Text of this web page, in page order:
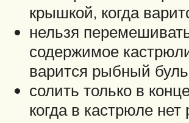
крышкой, когда
нельзя
содержимое
варится рыбный
солить только в
когда в кастрюле